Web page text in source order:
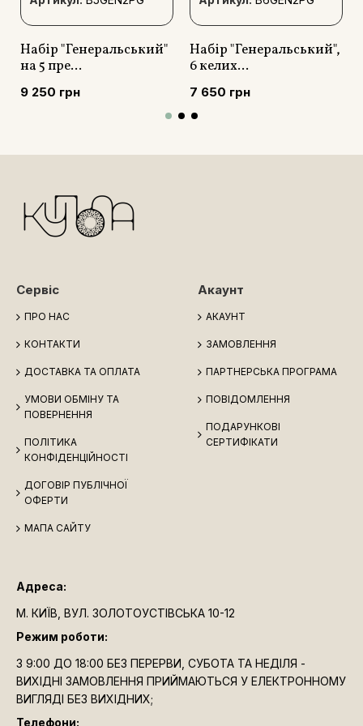
Набір "Генеральський"
на 5 пре...
9 250 грн
Набір "Генеральський",
6 келих...
7 650 грн
Сервіс
ПРО НАС
КОНТАКТИ
ДОСТАВКА ТА ОПЛАТА
УМОВИ ОБМІНУ ТА
ПОВЕРНЕННЯ
ПОЛІТИКА
КОНФІДЕНЦІЙНОСТІ
ДОГОВІР ПУБЛІЧНОЇ
ОФЕРТИ
МАПА САЙТУ
Акаунт
АКАУНТ
ЗАМОВЛЕННЯ
ПАРТНЕРСЬКА ПРОГРАМА
ПОВІДОМЛЕННЯ
ПОДАРУНКОВІ
СЕРТИФІКАТИ
Адреса:
М. КИЇВ, ВУЛ. ЗОЛОТОУСТІВСЬКА 10-12
Режим роботи:
З 9:00 ДО 18:00 БЕЗ ПЕРЕРВИ, СУБОТА ТА НЕДІЛЯ -
ВИХІДНІ ЗАМОВЛЕННЯ ПРИЙМАЮТЬСЯ У ЕЛЕКТРОННОМУ
ВИГЛЯДІ БЕЗ ВИХІДНИХ;
Телефони: